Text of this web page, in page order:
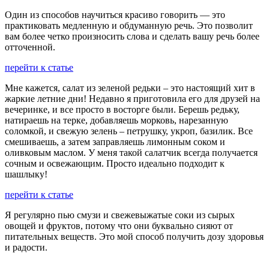
Один из способов научиться красиво говорить — это
практиковать медленную и обдуманную речь. Это позволит
вам более четко произносить слова и сделать вашу речь более
отточенной.
перейти к статье
Мне кажется, салат из зеленой редьки – это настоящий хит в
жаркие летние дни! Недавно я приготовила его для друзей на
вечеринке, и все просто в восторге были. Берешь редьку,
натираешь на терке, добавляешь морковь, нарезанную
соломкой, и свежую зелень – петрушку, укроп, базилик. Все
смешиваешь, а затем заправляешь лимонным соком и
оливковым маслом. У меня такой салатчик всегда получается
сочным и освежающим. Просто идеально подходит к
шашлыку!
перейти к статье
Я регулярно пью смузи и свежевыжатые соки из сырых
овощей и фруктов, потому что они буквально сияют от
питательных веществ. Это мой способ получить дозу здоровья
и радости.